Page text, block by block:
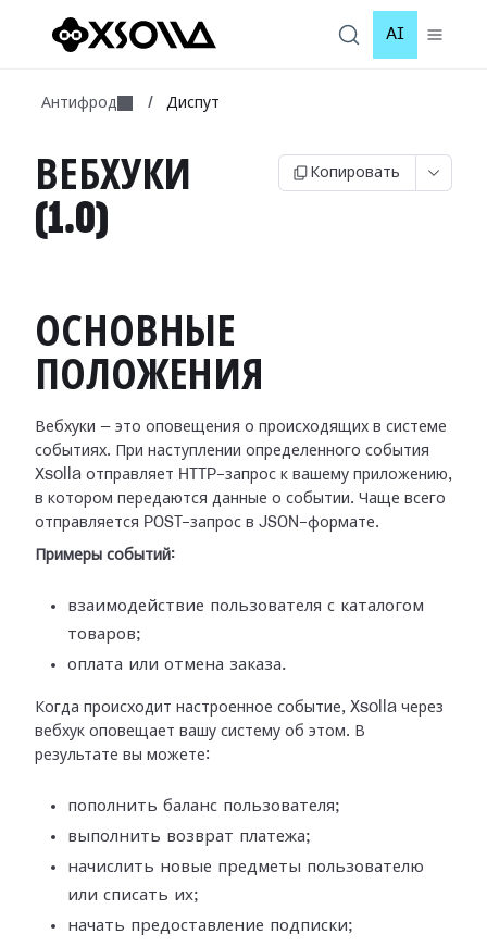
AI
Антифрод / Диспут
ВЕБХУКИ
(1.0)
Копировать
ОСНОВНЫЕ
ПОЛОЖЕНИЯ
Вебхуки — это оповещения о происходящих в системе
событиях. При наступлении определенного события
Xsolla отправляет HTTP-запрос к вашему приложению,
в котором передаются данные о событии. Чаще всего
отправляется POST-запрос в JSON-формате.
Примеры событий:
взаимодействие пользователя с каталогом
товаров;
оплата или отмена заказа.
Когда происходит настроенное событие, Xsolla через
вебхук оповещает вашу систему об этом. В
результате вы можете:
пополнить баланс пользователя;
выполнить возврат платежа;
начислить новые предметы пользователю
или списать их;
начать предоставление подписки;